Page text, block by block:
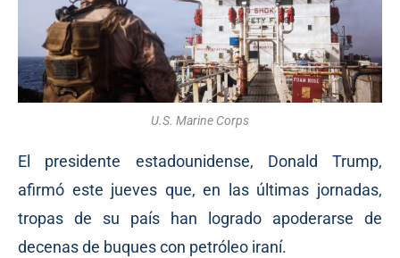
U.S. Marine Corps
El presidente estadounidense, Donald Trump,
afirmó este jueves que, en las últimas jornadas,
tropas de su país han logrado apoderarse de
decenas de buques con petróleo iraní.